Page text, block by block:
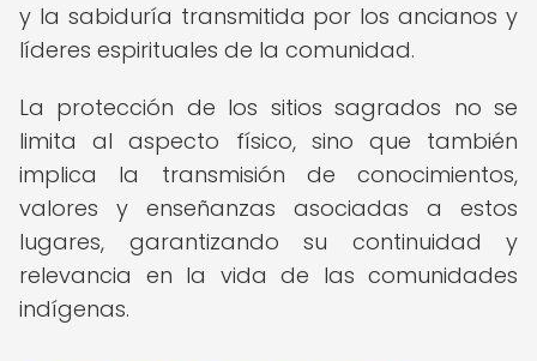
y la sabiduría transmitida por los ancianos y
líderes espirituales de la comunidad.
La protección de los sitios sagrados no se
limita al aspecto físico, sino que también
implica la transmisión de conocimientos,
valores y enseñanzas asociadas a estos
lugares, garantizando su continuidad y
relevancia en la vida de las comunidades
indígenas.